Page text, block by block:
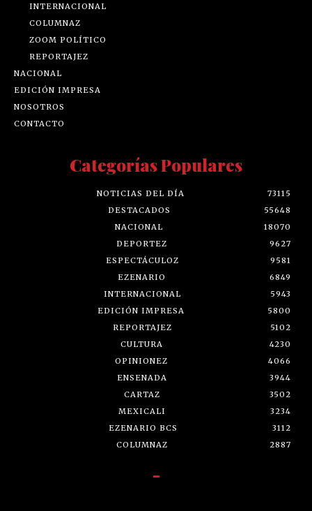
INTERNACIONAL
COLUMNAZ
ZOOM POLÍTICO
REPORTAJEZ
NACIONAL
EDICIÓN IMPRESA
NOSOTROS
CONTACTO
Categorías Populares
NOTICIAS DEL DÍA
73115
DESTACADOS
55648
NACIONAL
18070
DEPORTEZ
9627
ESPECTÁCULOZ
9581
EZENARIO
6849
INTERNACIONAL
5943
EDICIÓN IMPRESA
5800
REPORTAJEZ
5102
CULTURA
4230
OPINIONEZ
4066
ENSENADA
3944
CARTAZ
3502
MEXICALI
3234
EZENARIO BCS
3112
COLUMNAZ
2887
-